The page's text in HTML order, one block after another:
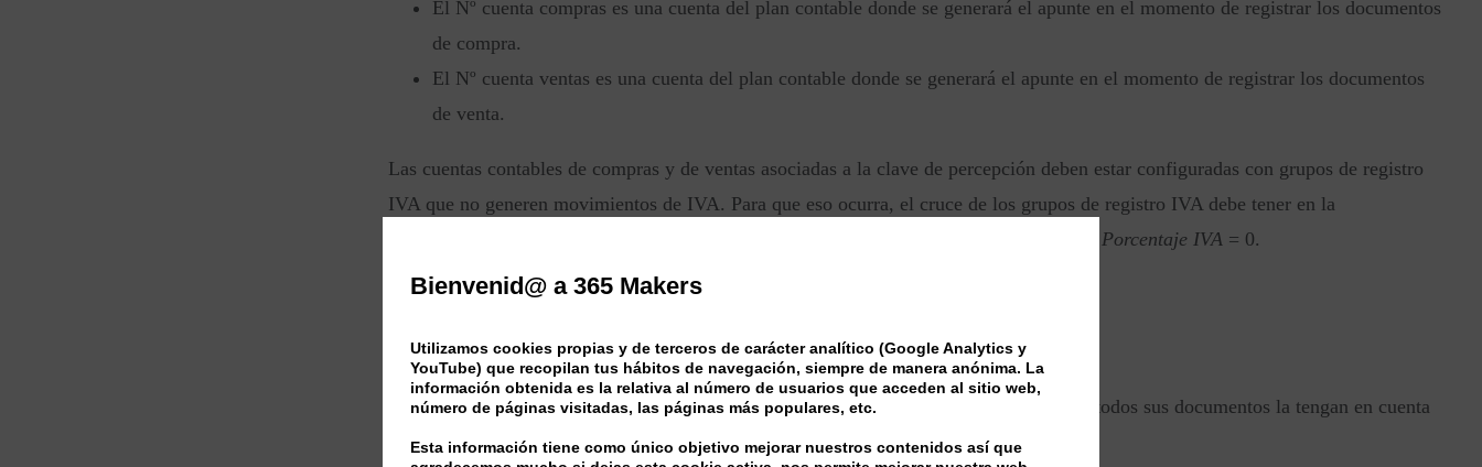
El Nº cuenta compras es una cuenta del plan contable donde se generará el apunte en el momento de registrar los documentos
de compra.
El Nº cuenta ventas es una cuenta del plan contable donde se generará el apunte en el momento de registrar los documentos
de venta.
Las cuentas contables de compras y de ventas asociadas a la clave de percepción deben estar configuradas con grupos de registro
IVA que no generen movimientos de IVA. Para que eso ocurra, el cruce de los grupos de registro IVA debe tener en la
Porcentaje IVA= 0.
Estas claves de percepción se detallan a nivel de la ficha del cliente/proveedor para que todos sus documentos la tengan en cuenta
en el momento de ser registrados.
Bienvenid@ a 365 Makers
Utilizamos cookies propias y de terceros de carácter analítico (Google Analytics y
YouTube) que recopilan tus hábitos de navegación, siempre de manera anónima. La
información obtenida es la relativa al número de usuarios que acceden al sitio web,
número de páginas visitadas, las páginas más populares, etc.
Esta información tiene como único objetivo mejorar nuestros contenidos así que